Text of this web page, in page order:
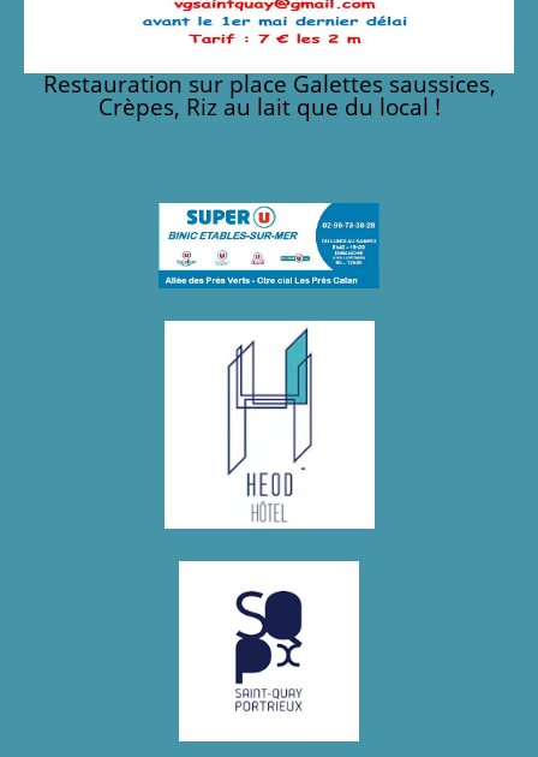
Restauration sur place Galettes saussices,
Crèpes, Riz au lait que du local !